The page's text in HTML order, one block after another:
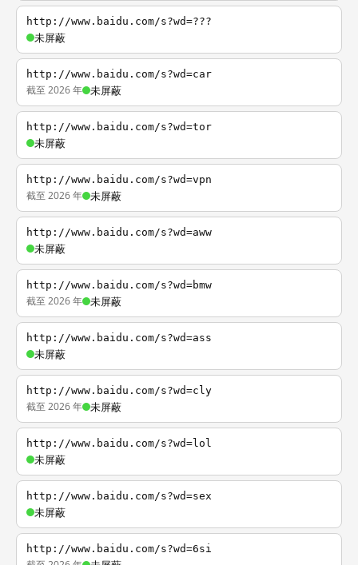
http://www.baidu.com/s?wd=???
未屏蔽
http://www.baidu.com/s?wd=car
截至 2026 年 未屏蔽
http://www.baidu.com/s?wd=tor
未屏蔽
http://www.baidu.com/s?wd=vpn
截至 2026 年 未屏蔽
http://www.baidu.com/s?wd=aww
未屏蔽
http://www.baidu.com/s?wd=bmw
截至 2026 年 未屏蔽
http://www.baidu.com/s?wd=ass
未屏蔽
http://www.baidu.com/s?wd=cly
截至 2026 年 未屏蔽
http://www.baidu.com/s?wd=lol
未屏蔽
http://www.baidu.com/s?wd=sex
未屏蔽
http://www.baidu.com/s?wd=6si